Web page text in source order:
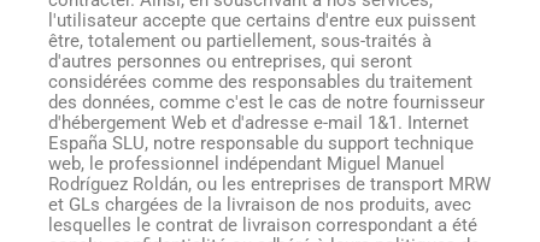
l'utilisateur accepte que certains d'entre eux puissent
être, totalement ou partiellement, sous-traités à
d'autres personnes ou entreprises, qui seront
considérées comme des responsables du traitement
des données, comme c'est le cas de notre fournisseur
d'hébergement Web et d'adresse e-mail 1&1. Internet
España SLU, notre responsable du support technique
web, le professionnel indépendant Miguel Manuel
Rodríguez Roldán, ou les entreprises de transport MRW
et GLs chargées de la livraison de nos produits, avec
lesquelles le contrat de livraison correspondant a été